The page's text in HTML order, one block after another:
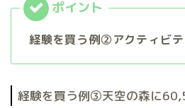
経験を買う例②アクティビテ
経験を買う例③天空の森に